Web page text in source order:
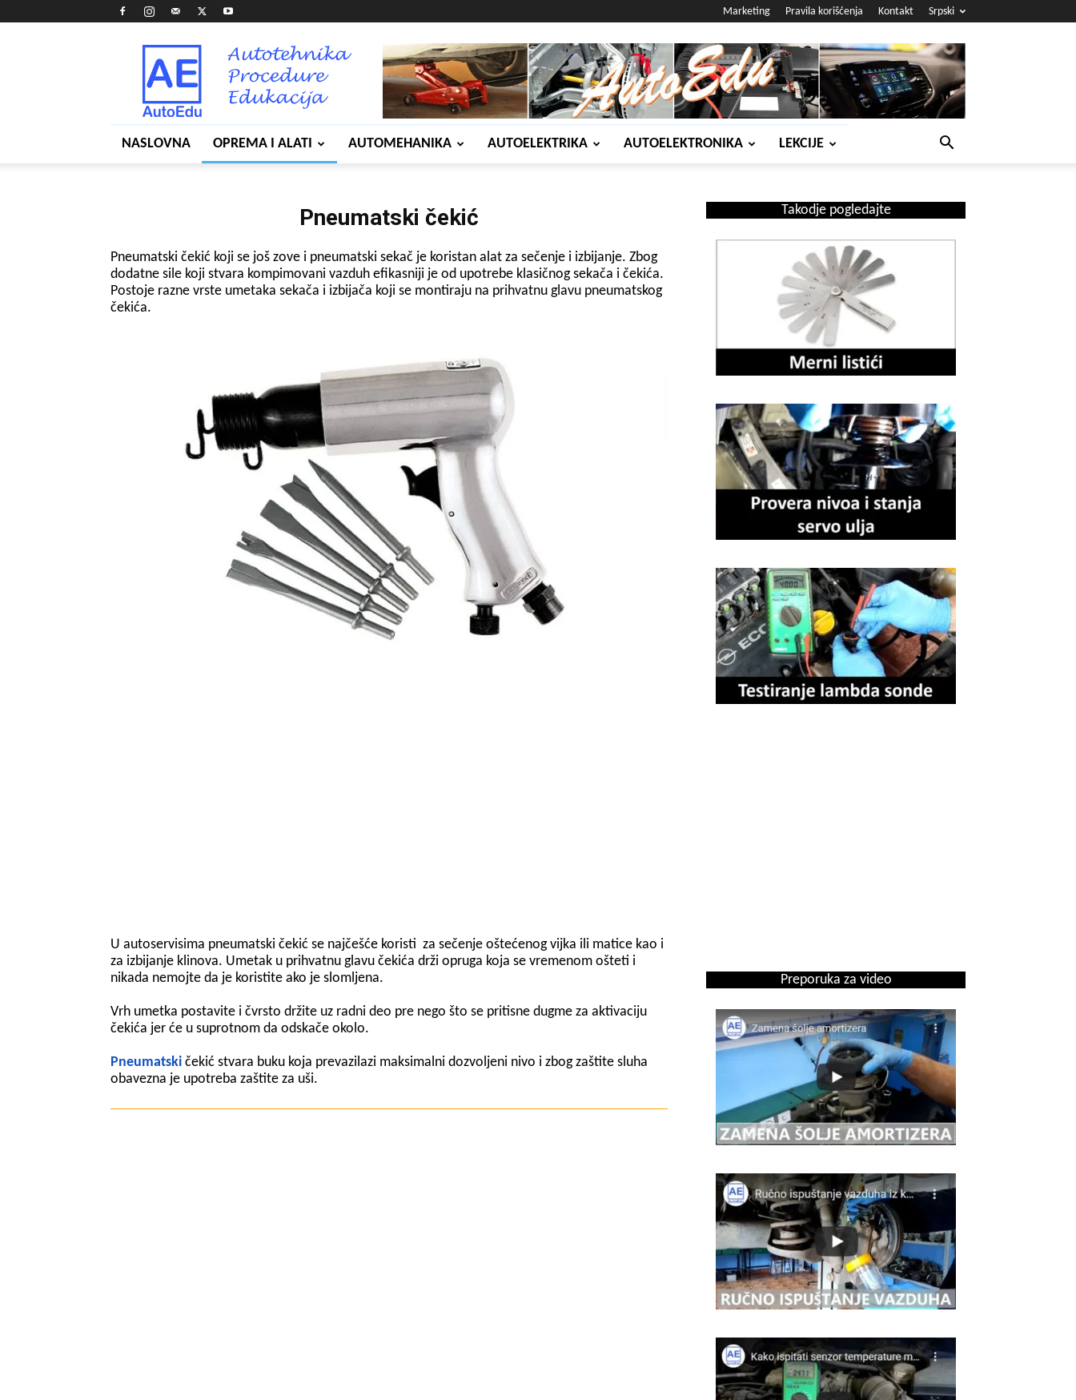
Marketing Pravila korišćenja Kontakt Srpski
AutoEdu
NASLOVNA OPREMA I ALATI AUTOMEHANIKA AUTOELEKTRIKA AUTOELEKTRONIKA LEKCIJE
Pneumatski čekić
Pneumatski čekić koji se još zove i pneumatski sekač je koristan alat za sečenje i izbijanje. Zbog
dodatne sile koji stvara kompimovani vazduh efikasniji je od upotrebe klasičnog sekača i čekića.
Postoje razne vrste umetaka sekača i izbijača koji se montiraju na prihvatnu glavu pneumatskog
čekića.
U autoservisima pneumatski čekić se najčešće koristi za sečenje oštećenog vijka ili matice kao i
za izbijanje klinova. Umetak u prihvatnu glavu čekića drži opruga koja se vremenom ošteti i
nikada nemojte da je koristite ako je slomljena.
Vrh umetka postavite i čvrsto držite uz radni deo pre nego što se pritisne dugme za aktivaciju
čekića jer će u suprotnom da odskače okolo.
Pneumatski čekić stvara buku koja prevazilazi maksimalni dozvoljeni nivo i zbog zaštite sluha
obavezna je upotreba zaštite za uši.
Takodje pogledajte
Preporuka za video